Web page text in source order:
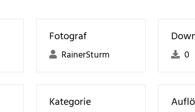
Fotograf
RainerSturm 0
Kategorie